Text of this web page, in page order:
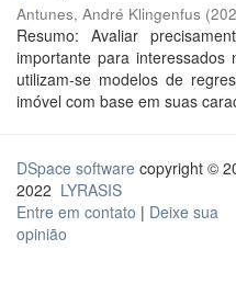
Antunes, André Klingenfus (
Resumo: Avaliar
importante para interessados
utilizam-se modelos de
imóvel com base em suas
DSpace software copyright ©
2022 LYRASIS
Entre em contato | Deixe sua
opinião